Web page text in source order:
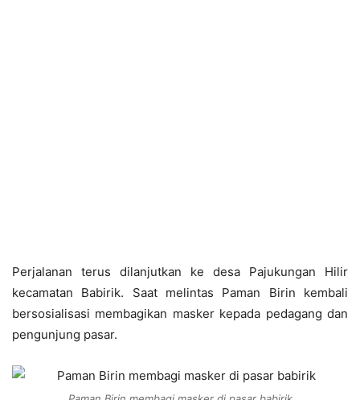
Perjalanan terus dilanjutkan ke desa Pajukungan Hilir
kecamatan Babirik. Saat melintas Paman Birin kembali
bersosialisasi membagikan masker kepada pedagang dan
pengunjung pasar.